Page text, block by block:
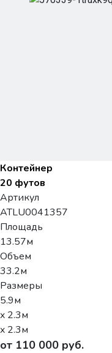
Контейнер
20 футов
Артикул
ATLU0041357
Площадь
13.57м
Объем
33.2м
Размеры
5.9м
x 2.3м
x 2.3м
от 110 000 руб.